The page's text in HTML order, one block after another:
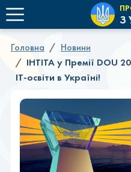
З
Головна
Новини
ІНТІТА у Премії DOU
ІТ-освіти в Україні!